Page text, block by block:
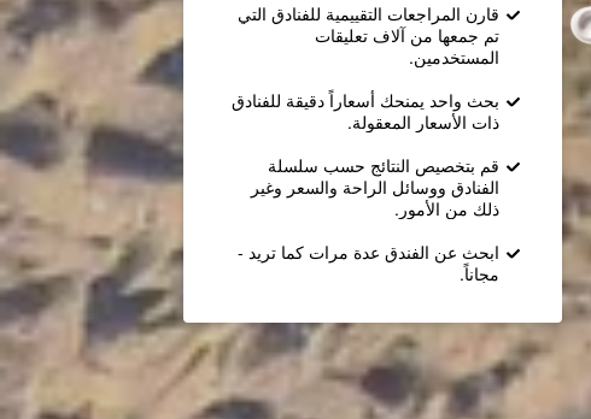
قارن المراجعات التقييمية للفنادق التي
تم جمعها من آلاف تعليقات
المستخدمين.
بحث واحد يمنحك أسعاراً دقيقة للفنادق
ذات الأسعار المعقولة.
قم بتخصيص النتائج حسب سلسلة
الفنادق ووسائل الراحة والسعر وغير
ذلك من الأمور.
ابحث عن الفندق عدة مرات كما تريد -
مجاناً.